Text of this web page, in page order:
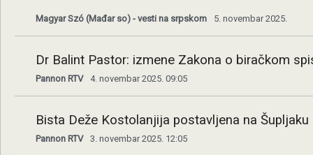
Magyar Szó (Mađar so) - vesti na srpskom 5. novembar 2025.
Dr Balint Pastor: izmene Zakona o biračkom
Pannon RTV 4. novembar 2025. 09:05
Bista Deže Kostolanjija postavljena na Šupljaku
Pannon RTV 3. novembar 2025. 12:05